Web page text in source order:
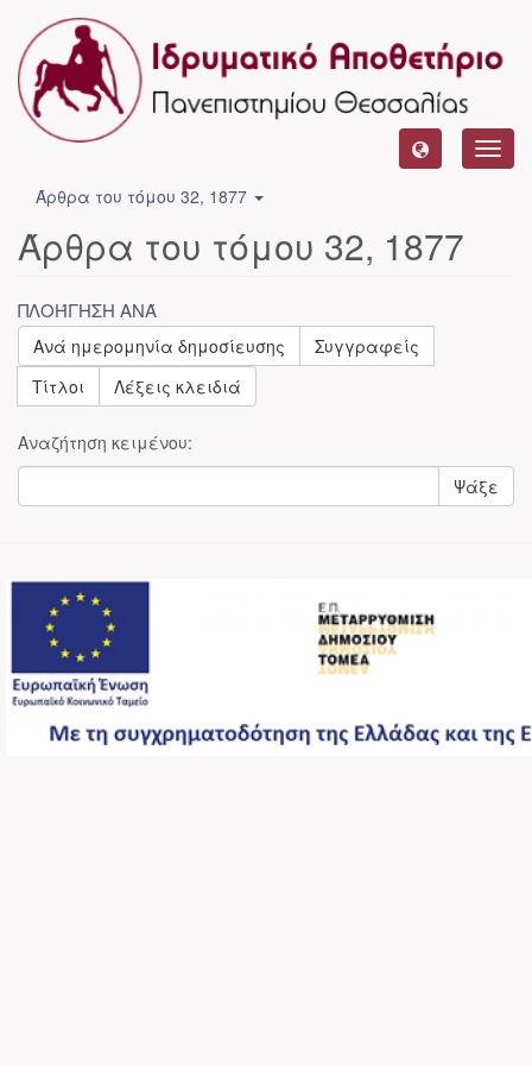
Άρθρα του τόμου 32, 1877
Άρθρα του τόμου 32, 1877
ΠΛΟΉΓΗΣΗ ΑΝΆ
Ανά ημερομηνία δημοσίευσης
Συγγραφείς
Τίτλοι
Λέξεις κλειδιά
Αναζήτηση κειμένου:
Ψάξε